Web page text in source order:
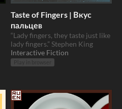
Taste of Fingers | Вкус
пальцев
“Lady fingers, they taste just like
lady fingers.” Stephen King
Interactive Fiction